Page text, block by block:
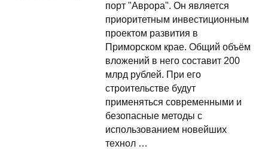
порт "Аврора". Он является
приоритетным инвестиционным
проектом развития в
Приморском крае. Общий объём
вложений в него составит 200
млрд рублей. При его
строительстве будут
применяться современными и
безопасные методы с
использованием новейших
технол …